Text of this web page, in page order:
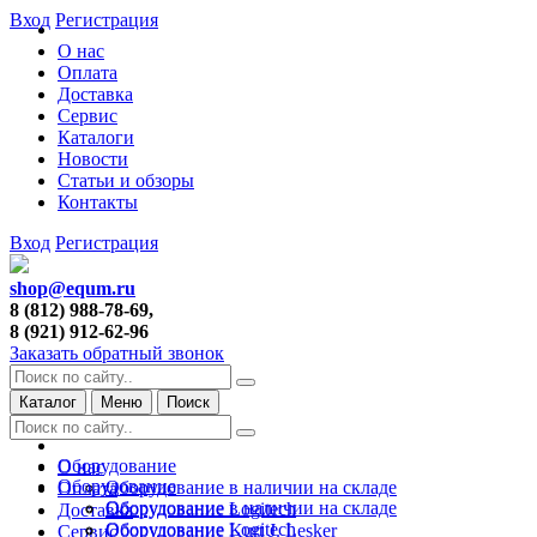
О нас
Оплата
Доставка
Сервис
Каталоги
Новости
Статьи и обзоры
Контакты
Вход Регистрация
Вход Регистрация
shop@equm.ru
8 (812) 988-78-69,
8 (921) 912-62-96
Заказать обратный звонок
Каталог Меню Поиск
О нас
Оплата
Доставка
Сервис
Оборудование
Оборудование в наличии на складе
Оборудование Logitech
Оборудование Kurt J. Lesker
Оборудование
Оборудование в наличии на складе
Оборудование Logitech